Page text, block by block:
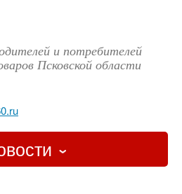
и потребителей
Псковской области